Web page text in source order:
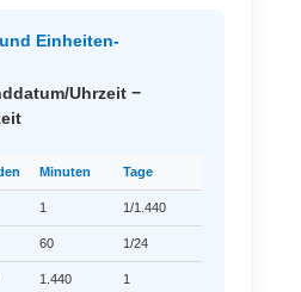
Einheiten-
Uhrzeit −
Minuten Tage
1 1/1.440
60 1/24
1.440 1